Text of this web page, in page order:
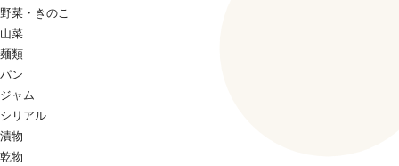
野菜・きのこ
山菜
麺類
パン
ジャム
シリアル
漬物
乾物